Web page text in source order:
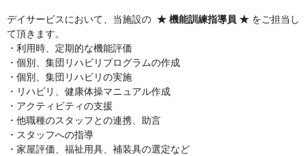
デイサービスにおいて、当施設の ★ 機能訓練指導員 ★ をご担当し
て頂きます。
・利用時、定期的な機能評価
・個別、集団リハビリプログラムの作成
・個別、集団リハビリの実施
・リハビリ、健康体操マニュアル作成
・アクティビティの支援
・他職種のスタッフとの連携、助言
・スタッフへの指導
・家屋評価、福祉用具、補装具の選定など